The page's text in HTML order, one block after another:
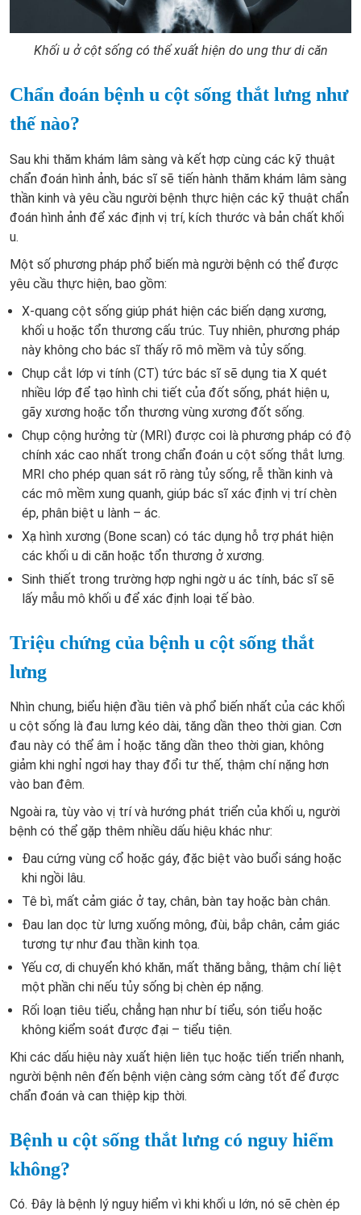
Khối u ở cột sống có thể xuất hiện do ung thư di căn
Chẩn đoán bệnh u cột sống thắt lưng như
thế nào?
Sau khi thăm khám lâm sàng và kết hợp cùng các kỹ thuật
chẩn đoán hình ảnh, bác sĩ sẽ tiến hành thăm khám lâm sàng
thần kinh và yêu cầu người bệnh thực hiện các kỹ thuật chẩn
đoán hình ảnh để xác định vị trí, kích thước và bản chất khối
u.
Một số phương pháp phổ biến mà người bệnh có thể được
yêu cầu thực hiện, bao gồm:
X-quang cột sống giúp phát hiện các biến dạng xương,
khối u hoặc tổn thương cấu trúc. Tuy nhiên, phương pháp
này không cho bác sĩ thấy rõ mô mềm và tủy sống.
Chụp cắt lớp vi tính (CT) tức bác sĩ sẽ dụng tia X quét
nhiều lớp để tạo hình chi tiết của đốt sống, phát hiện u,
gãy xương hoặc tổn thương vùng xương đốt sống.
Chụp cộng hưởng từ (MRI) được coi là phương pháp có độ
chính xác cao nhất trong chẩn đoán u cột sống thắt lưng.
MRI cho phép quan sát rõ ràng tủy sống, rễ thần kinh và
các mô mềm xung quanh, giúp bác sĩ xác định vị trí chèn
ép, phân biệt u lành – ác.
Xạ hình xương (Bone scan) có tác dụng hỗ trợ phát hiện
các khối u di căn hoặc tổn thương ở xương.
Sinh thiết trong trường hợp nghi ngờ u ác tính, bác sĩ sẽ
lấy mẫu mô khối u để xác định loại tế bào.
Triệu chứng của bệnh u cột sống thắt
lưng
Nhìn chung, biểu hiện đầu tiên và phổ biến nhất của các khối
u cột sống là đau lưng kéo dài, tăng dần theo thời gian. Cơn
đau này có thể âm ỉ hoặc tăng dần theo thời gian, không
giảm khi nghỉ ngơi hay thay đổi tư thế, thậm chí nặng hơn
vào ban đêm.
Ngoài ra, tùy vào vị trí và hướng phát triển của khối u, người
bệnh có thể gặp thêm nhiều dấu hiệu khác như:
Đau cứng vùng cổ hoặc gáy, đặc biệt vào buổi sáng hoặc
khi ngồi lâu.
Tê bì, mất cảm giác ở tay, chân, bàn tay hoặc bàn chân.
Đau lan dọc từ lưng xuống mông, đùi, bắp chân, cảm giác
tương tự như đau thần kinh tọa.
Yếu cơ, di chuyển khó khăn, mất thăng bằng, thậm chí liệt
một phần chi nếu tủy sống bị chèn ép nặng.
Rối loạn tiêu tiểu, chẳng hạn như bí tiểu, són tiểu hoặc
không kiểm soát được đại – tiểu tiện.
Khi các dấu hiệu này xuất hiện liên tục hoặc tiến triển nhanh,
người bệnh nên đến bệnh viện càng sớm càng tốt để được
chẩn đoán và can thiệp kịp thời.
Bệnh u cột sống thắt lưng có nguy hiểm
không?
Có. Đây là bệnh lý nguy hiểm vì khi khối u lớn, nó sẽ chèn ép